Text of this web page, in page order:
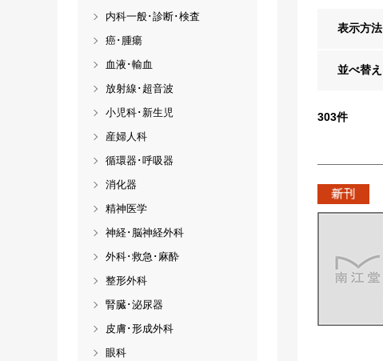
表示方法
並べ替え
303件
内科一般･診断･検査
癌･腫瘍
血液･輸血
放射線･超音波
小児科･新生児
産婦人科
循環器･呼吸器
消化器
精神医学
神経･脳神経外科
外科･救急･麻酔
整形外科
腎臓･泌尿器
皮膚･形成外科
眼科